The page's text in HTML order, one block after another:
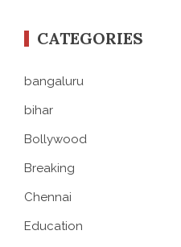
CATEGORIES
bangaluru
bihar
Bollywood
Breaking
Chennai
Education